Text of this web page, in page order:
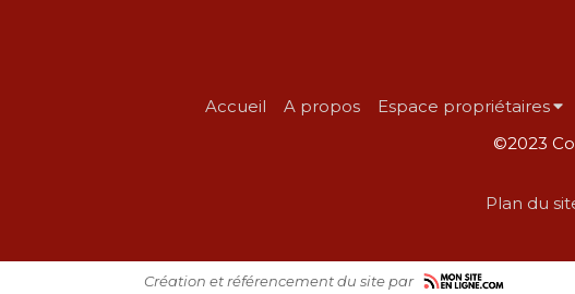
Accueil A propos Espace propriétaires
©2023
Plan du
Création et référencement du site par